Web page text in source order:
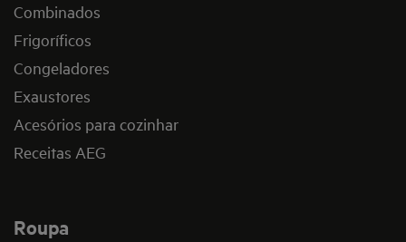
Combinados
Frigoríficos
Congeladores
Exaustores
Acesórios para cozinhar
Receitas AEG
Roupa